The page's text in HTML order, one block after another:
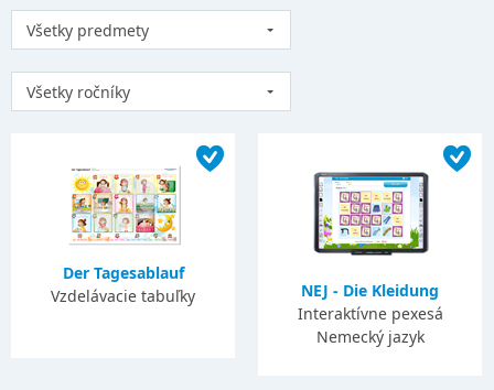
Všetky predmety
Všetky ročníky
Der Tagesablauf
Vzdelávacie tabuľky
NEJ - Die Kleidung
Interaktívne pexesá
Nemecký jazyk